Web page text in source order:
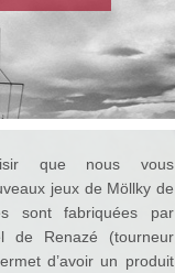
que nous vous
jeux de Möllky de
sont fabriquées par
de Renazé (tourneur
d’avoir un produit